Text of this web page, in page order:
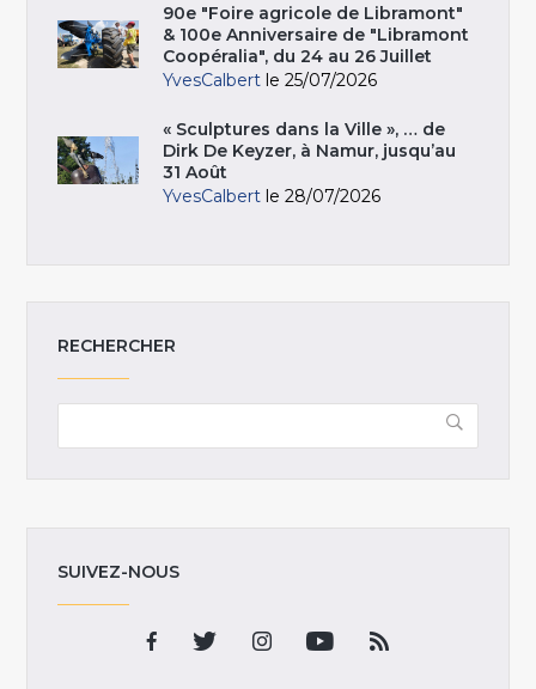
90e "Foire agricole de Libramont"
& 100e Anniversaire de "Libramont
Coopéralia", du 24 au 26 Juillet
YvesCalbert le 25/07/2026
« Sculptures dans la Ville », … de
Dirk De Keyzer, à Namur, jusqu’au
31 Août
YvesCalbert le 28/07/2026
RECHERCHER
SUIVEZ-NOUS